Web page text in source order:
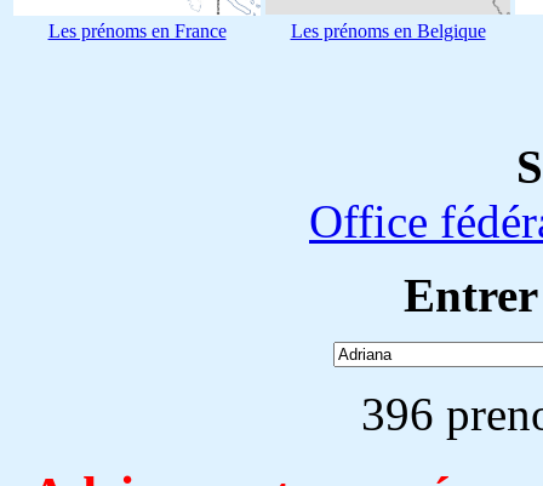
Les prénoms en France Les prénoms en Belgique
Office
396